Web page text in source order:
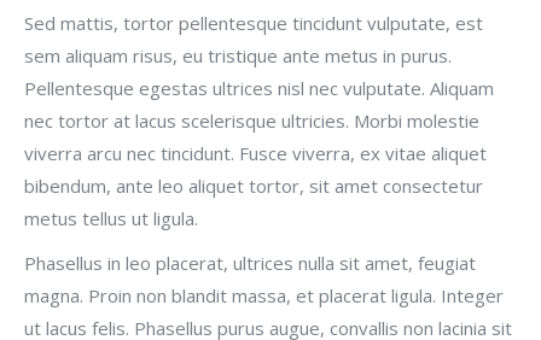
Sed mattis, tortor pellentesque tincidunt vulputate, est
sem aliquam risus, eu tristique ante metus in purus.
Pellentesque egestas ultrices nisl nec vulputate. Aliquam
nec tortor at lacus scelerisque ultricies. Morbi molestie
viverra arcu nec tincidunt. Fusce viverra, ex vitae aliquet
bibendum, ante leo aliquet tortor, sit amet consectetur
metus tellus ut ligula.
Phasellus in leo placerat, ultrices nulla sit amet, feugiat
magna. Proin non blandit massa, et placerat ligula. Integer
ut lacus felis. Phasellus purus augue, convallis non lacinia sit